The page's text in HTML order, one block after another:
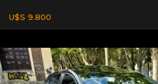
U$S 9.800